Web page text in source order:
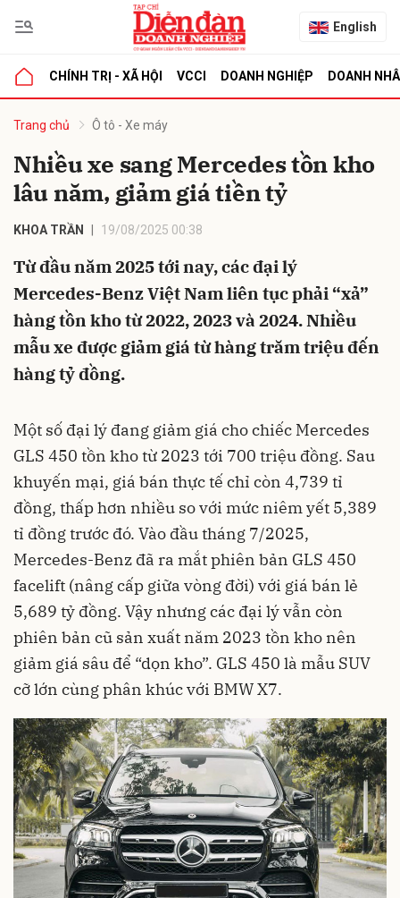
English
CHÍNH TRỊ - XÃ HỘI VCCI DOANH NGHIỆP DOANH
Trang chủ Ô tô - Xe máy
Nhiều xe sang Mercedes tồn kho
lâu năm, giảm giá tiền tỷ
KHOA TRẦN 19/08/2025 00:38
Từ đầu năm 2025 tới nay, các đại lý
Mercedes-Benz Việt Nam liên tục phải “xả”
hàng tồn kho từ 2022, 2023 và 2024. Nhiều
mẫu xe được giảm giá từ hàng trăm triệu đến
hàng tỷ đồng.
Một số đại lý đang giảm giá cho chiếc Mercedes
GLS 450 tồn kho từ 2023 tới 700 triệu đồng. Sau
khuyến mại, giá bán thực tế chỉ còn 4,739 tỉ
đồng, thấp hơn nhiều so với mức niêm yết 5,389
tỉ đồng trước đó. Vào đầu tháng 7/2025,
Mercedes-Benz đã ra mắt phiên bản GLS 450
facelift (nâng cấp giữa vòng đời) với giá bán lẻ
5,689 tỷ đồng. Vậy nhưng các đại lý vẫn còn
phiên bản cũ sản xuất năm 2023 tồn kho nên
giảm giá sâu để “dọn kho”. GLS 450 là mẫu SUV
cỡ lớn cùng phân khúc với BMW X7.
luận
Hủy